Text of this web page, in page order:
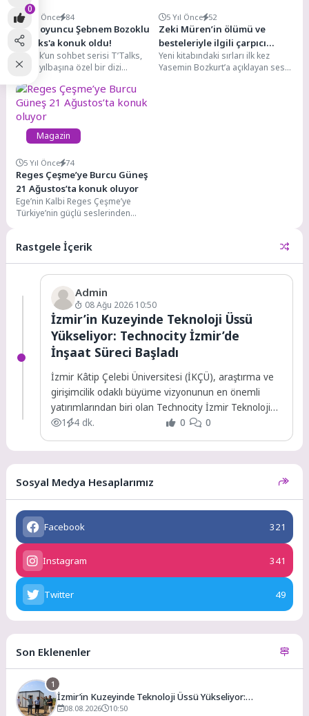
4 Yıl Önce 84
Ünlü oyuncu Şebnem Bozoklu
T'Talks'a konuk oldu!
TikTok’un sohbet serisi T’Talks,
bu ay yılbaşına özel bir dizi
Platformun 2023’ü...
5 Yıl Önce 52
Zeki Müren’in ölümü ve
besteleriyle ilgili çarpıcı
açıklamalar!
Yeni kitabındaki sırları ilk kez
Yasemin Bozkurt’a açıklayan ses
Magazin
5 Yıl Önce 74
Reges Çeşme’ye Burcu Güneş
21 Ağustos’ta konuk oluyor
Ege’nin Kalbi Reges Çeşme’ye
Türkiye’nin güçlü seslerinden
Rastgele İçerik
Admin
08 Ağu 2026 10:50
İzmir’in Kuzeyinde Teknoloji Üssü
Yükseliyor: Technocity İzmir’de
İnşaat Süreci Başladı
İzmir Kâtip Çelebi Üniversitesi (İKÇÜ), araştırma ve
girişimcilik odaklı büyüme vizyonunun en önemli
yatırımlarından biri olan Technocity İzmir Teknoloji
Geliştirme...
1 4 dk. 0 0
Sosyal Medya Hesaplarımız
Facebook 321
Instagram 341
Twitter 49
Son Eklenenler
1
İzmir’in Kuzeyinde Teknoloji Üssü Yükseliyor:
Technocity İzmir’de İnşaat Süreci Başladı
08.08.2026 10:50
0